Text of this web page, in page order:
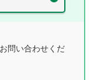
問い合わせくだ